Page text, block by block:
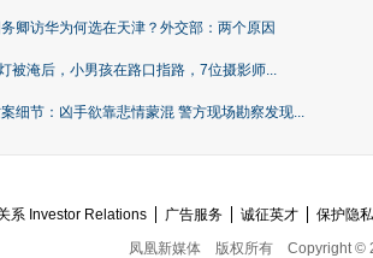
卿访华为何选在天津？外交部：两个原因
被淹后，小男孩在路口指路，7位摄影师...
细节：凶手欲靠悲情蒙混 警方现场勘察发现...
系 Investor Relations 广告服务 诚征英才
保护隐
凤凰新媒体
版权所有 Copyright ©